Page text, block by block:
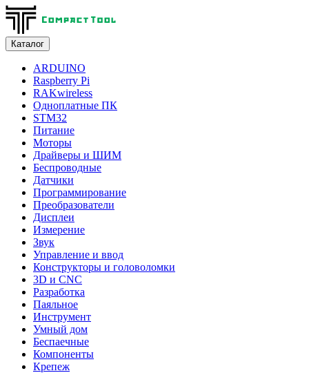
Каталог
ARDUINO
Raspberry Pi
RAKwireless
Одноплатные ПК
STM32
Питание
Моторы
Драйверы и ШИМ
Беспроводные
Датчики
Программирование
Преобразователи
Дисплеи
Измерение
Звук
Управление и ввод
Конструкторы и головоломки
3D и CNC
Разработка
Паяльное
Инструмент
Умный дом
Беспаечные
Компоненты
Крепеж